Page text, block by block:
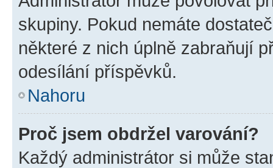
skupiny. Pokud nemáte
některé z nich úplně zabraňují
odesílání příspěvků.
Nahoru
Proč jsem obdržel varování?
Každý administrátor si může